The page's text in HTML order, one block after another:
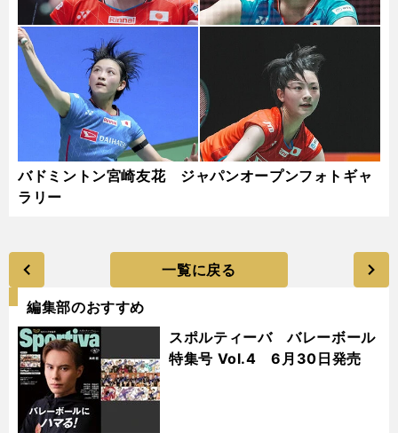
バドミントン宮崎友花 ジャパンオープンフォトギャ
ラリー
一覧に戻る
編集部のおすすめ
スポルティーバ バレーボール
特集号 Vol.4 6月30日発売